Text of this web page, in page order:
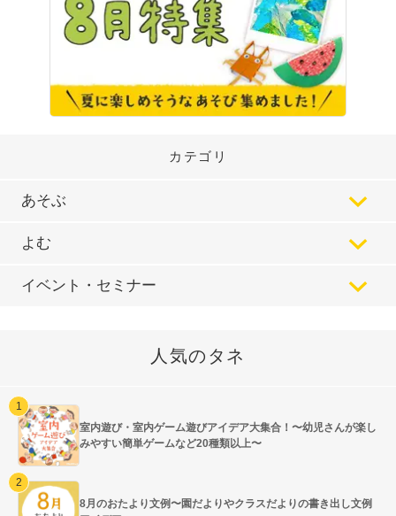
カテゴリ
あそぶ
よむ
イベント・セミナー
人気のタネ
室内遊び・室内ゲーム遊びアイデア大集合！〜幼児さんが楽し
みやすい簡単ゲームなど20種類以上〜
8月のおたより文例〜園だよりやクラスだよりの書き出し文例